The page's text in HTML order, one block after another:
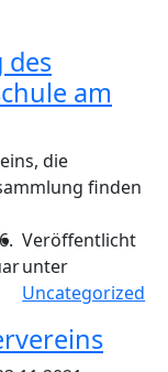
des
am
die
finden
Veröffentlicht
unter
Uncategorized